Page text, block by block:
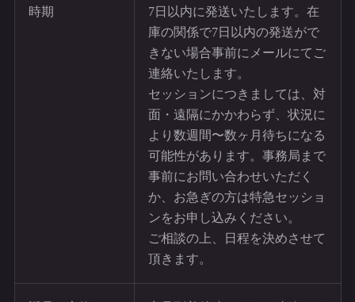
時期
7日以内に発送いたします。在
庫の関係で7日以内の発送がで
きない場合事前にメールにてご
連絡いたします。
セッションにつきましては、対
面・遠隔にかかわらず、状況に
より数週間〜数ヶ月待ちになる
可能性があります。事務局まで
事前にお問い合わせいただく
か、お急ぎの方は特急セッショ
ンをお申し込みください。
ご相談の上、日程を決めさせて
頂きます。